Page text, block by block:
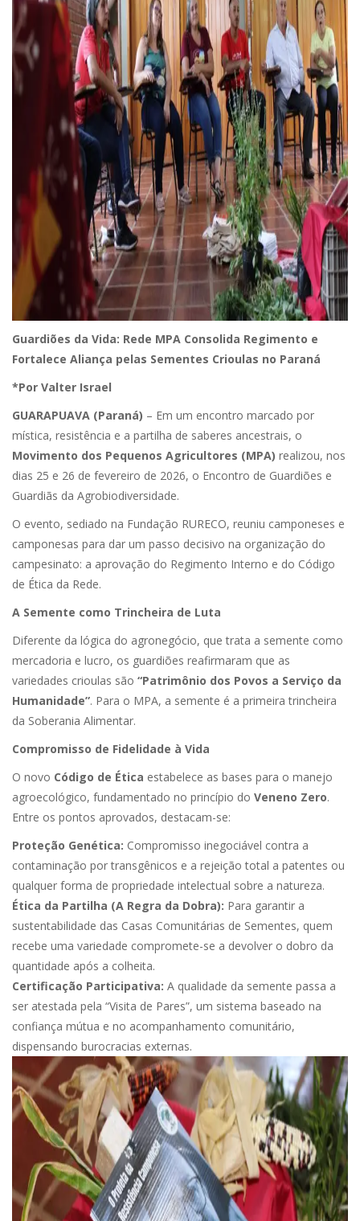
Guardiões da Vida: Rede MPA Consolida Regimento e
Fortalece Aliança pelas Sementes Crioulas no Paraná
*Por Valter Israel
GUARAPUAVA (Paraná) – Em um encontro marcado por
mística, resistência e a partilha de saberes ancestrais, o
Movimento dos Pequenos Agricultores (MPA) realizou, nos
dias 25 e 26 de fevereiro de 2026, o Encontro de Guardiões e
Guardiãs da Agrobiodiversidade.
O evento, sediado na Fundação RURECO, reuniu camponeses e
camponesas para dar um passo decisivo na organização do
campesinato: a aprovação do Regimento Interno e do Código
de Ética da Rede.
A Semente como Trincheira de Luta
Diferente da lógica do agronegócio, que trata a semente como
mercadoria e lucro, os guardiões reafirmaram que as
variedades crioulas são “Patrimônio dos Povos a Serviço da
Humanidade”. Para o MPA, a semente é a primeira trincheira
da Soberania Alimentar.
Compromisso de Fidelidade à Vida
O novo Código de Ética estabelece as bases para o manejo
agroecológico, fundamentado no princípio do Veneno Zero.
Entre os pontos aprovados, destacam-se:
Proteção Genética: Compromisso inegociável contra a
contaminação por transgênicos e a rejeição total a patentes ou
qualquer forma de propriedade intelectual sobre a natureza.
Ética da Partilha (A Regra da Dobra): Para garantir a
sustentabilidade das Casas Comunitárias de Sementes, quem
recebe uma variedade compromete-se a devolver o dobro da
quantidade após a colheita.
Certificação Participativa: A qualidade da semente passa a
ser atestada pela “Visita de Pares”, um sistema baseado na
confiança mútua e no acompanhamento comunitário,
dispensando burocracias externas.